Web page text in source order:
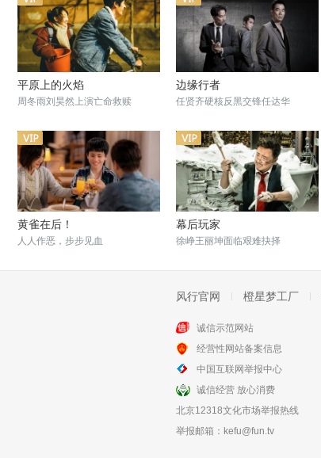
平原上的火焰
周冬雨刘昊然上演亡命救赎
边缘行者
任贤齐硬核反黑交锋任达华
黄雀在后！
人人作恶，步步见血
幕后玩家
徐峥王丽坤面临艰难抉择
恐怖爱情故事之死亡公路
风行官网 橙星梦工厂
诚信示范网站
经营性网站备案信息
中国互联网举报中心
诚信经营 放心消费
北京12318文化市场举报热线
举报邮箱： kefu@fun.tv